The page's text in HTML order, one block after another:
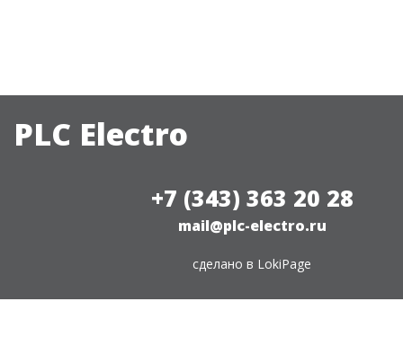
PLC Electro
+7 (343) 363 20 28
mail@plc-electro.ru
сделано в LokiPage